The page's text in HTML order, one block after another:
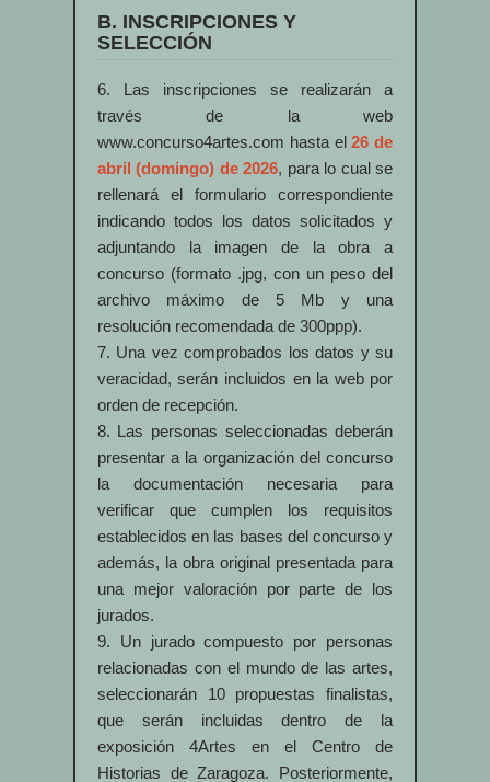
B. INSCRIPCIONES Y
SELECCIÓN
6. Las inscripciones se realizarán a
través de la web
www.concurso4artes.com hasta el26 de
abril (domingo) de 2026, para lo cual se
rellenará el formulario correspondiente
indicando todos los datos solicitados y
adjuntando la imagen de la obra a
concurso (formato .jpg, con un peso del
archivo máximo de 5 Mb y una
resolución recomendada de 300ppp).
7. Una vez comprobados los datos y su
veracidad, serán incluidos en la web por
orden de recepción.
8. Las personas seleccionadas deberán
presentar a la organización del concurso
la documentación necesaria para
verificar que cumplen los requisitos
establecidos en las bases del concurso y
además, la obra original presentada para
una mejor valoración por parte de los
jurados.
9. Un jurado compuesto por personas
relacionadas con el mundo de las artes,
seleccionarán 10 propuestas finalistas,
que serán incluidas dentro de la
exposición 4Artes en el Centro de
Historias de Zaragoza. Posteriormente,